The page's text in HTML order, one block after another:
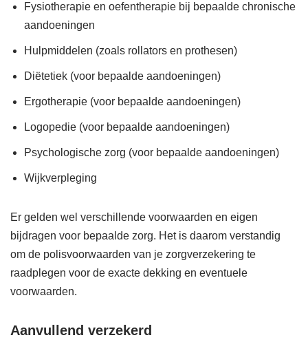
Fysiotherapie en oefentherapie bij bepaalde chronische
aandoeningen
Hulpmiddelen (zoals rollators en prothesen)
Diëtetiek (voor bepaalde aandoeningen)
Ergotherapie (voor bepaalde aandoeningen)
Logopedie (voor bepaalde aandoeningen)
Psychologische zorg (voor bepaalde aandoeningen)
Wijkverpleging
Er gelden wel verschillende voorwaarden en eigen
bijdragen voor bepaalde zorg. Het is daarom verstandig
om de polisvoorwaarden van je zorgverzekering te
raadplegen voor de exacte dekking en eventuele
voorwaarden.
Aanvullend verzekerd